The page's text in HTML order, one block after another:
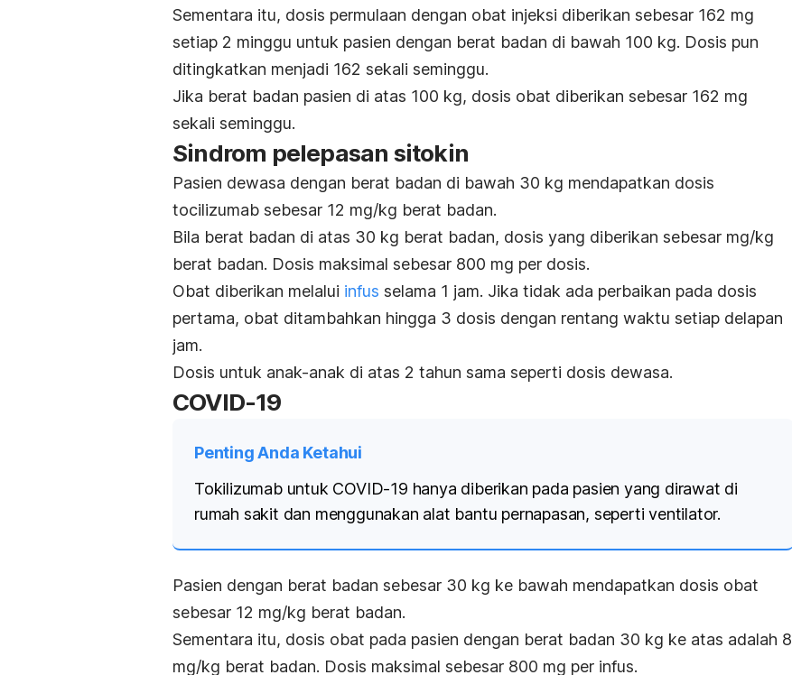
Sementara itu, dosis permulaan dengan obat injeksi diberikan sebesar 162 mg
setiap 2 minggu untuk pasien dengan berat badan di bawah 100 kg. Dosis pun
ditingkatkan menjadi 162 sekali seminggu.
Jika berat badan pasien di atas 100 kg, dosis obat diberikan sebesar 162 mg
sekali seminggu.
Sindrom pelepasan sitokin
Pasien dewasa dengan berat badan di bawah 30 kg mendapatkan dosis
tocilizumab sebesar 12 mg/kg berat badan.
Bila berat badan di atas 30 kg berat badan, dosis yang diberikan sebesar mg/kg
berat badan. Dosis maksimal sebesar 800 mg per dosis.
Obat diberikan melalui infus selama 1 jam. Jika tidak ada perbaikan pada dosis
pertama, obat ditambahkan hingga 3 dosis dengan rentang waktu setiap delapan
jam.
Dosis untuk anak-anak di atas 2 tahun sama seperti dosis dewasa.
COVID-19
Penting Anda Ketahui
Tokilizumab untuk COVID-19 hanya diberikan pada pasien yang dirawat di
rumah sakit dan menggunakan alat bantu pernapasan, seperti ventilator.
Pasien dengan berat badan sebesar 30 kg ke bawah mendapatkan dosis obat
sebesar 12 mg/kg berat badan.
Sementara itu, dosis obat pada pasien dengan berat badan 30 kg ke atas adalah 8
mg/kg berat badan. Dosis maksimal sebesar 800 mg per infus.